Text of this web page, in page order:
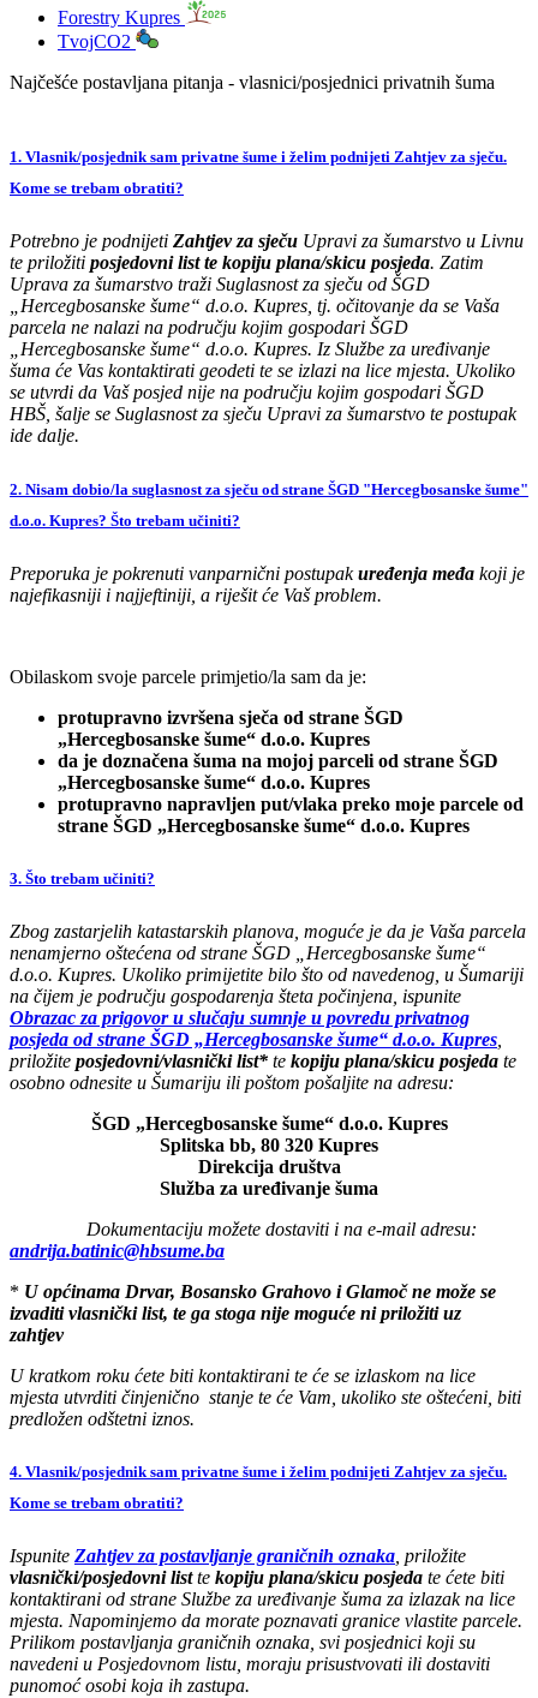
Forestry Kupres
TvojCO2
Najčešće postavljana pitanja - vlasnici/posjednici privatnih šuma
1. Vlasnik/posjednik sam privatne šume i želim podnijeti Zahtjev za sječu.
Kome se trebam obratiti?
Potrebno je podnijeti Zahtjev za sječu Upravi za šumarstvo u Livnu
te priložiti posjedovni list te kopiju plana/skicu posjeda. Zatim
Uprava za šumarstvo traži Suglasnost za sječu od ŠGD
„Hercegbosanske šume“ d.o.o. Kupres, tj. očitovanje da se Vaša
parcela ne nalazi na području kojim gospodari ŠGD
„Hercegbosanske šume“ d.o.o. Kupres. Iz Službe za uređivanje
šuma će Vas kontaktirati geodeti te se izlazi na lice mjesta. Ukoliko
se utvrdi da Vaš posjed nije na području kojim gospodari ŠGD
HBŠ, šalje se Suglasnost za sječu Upravi za šumarstvo te postupak
ide dalje.
2. Nisam dobio/la suglasnost za sječu od strane ŠGD "Hercegbosanske šume"
d.o.o. Kupres? Što trebam učiniti?
Preporuka je pokrenuti vanparnični postupakuređenja međa koji je
najefikasniji i najjeftiniji, a riješit će Vaš problem.
Obilaskom svoje parcele primjetio/la sam da je:
protupravno izvršena sječa od strane ŠGD
„Hercegbosanske šume“ d.o.o. Kupres
da je doznačena šuma na mojoj parceli od strane ŠGD
„Hercegbosanske šume“ d.o.o. Kupres
protupravno napravljen put/vlaka preko moje parcele od
strane ŠGD „Hercegbosanske šume“ d.o.o. Kupres
3. Što trebam učiniti?
Zbog zastarjelih katastarskih planova, moguće je da je Vaša parcela
nenamjerno oštećena od strane ŠGD „Hercegbosanske šume“
d.o.o. Kupres. Ukoliko primijetite bilo što od navedenog, u Šumariji
na čijem je području gospodarenja šteta počinjena, ispunite
Obrazac za prigovor u slučaju sumnje u povredu privatnog
posjeda od strane ŠGD „Hercegbosanske šume“ d.o.o. Kupres
priložite posjedovni/vlasnički list* te kopiju plana/skicu posjeda te
osobno odnesite u Šumariju ili poštom pošaljite na adresu:
ŠGD „Hercegbosanske šume“ d.o.o. Kupres
Splitska bb, 80 320 Kupres
Direkcija društva
Služba za uređivanje šuma
Dokumentaciju možete dostaviti i na e-mail adresu:
andrija.batinic@hbsume.ba
* U općinama Drvar, Bosansko Grahovo i Glamoč ne može se
izvaditi vlasnički list, te ga stoga nije moguće ni priložiti uz
zahtjev
U kratkom roku ćete biti kontaktirani te će se izlaskom na lice
mjesta utvrditi činjenično stanje te će Vam, ukoliko ste oštećeni, biti
predložen odštetni iznos.
4. Vlasnik/posjednik sam privatne šume i želim podnijeti Zahtjev za sječu.
Kome se trebam obratiti?
Ispunite Zahtjev za postavljanje graničnih oznaka , priložite
vlasnički/posjedovni list te kopiju plana/skicu posjeda te ćete biti
kontaktirani od strane Službe za uređivanje šuma za izlazak na lice
mjesta. Napominjemo da morate poznavati granice vlastite parcele.
Prilikom postavljanja graničnih oznaka, svi posjednici koji su
navedeni u Posjedovnom listu, moraju prisustvovati ili dostaviti
punomoć osobi koja ih zastupa.